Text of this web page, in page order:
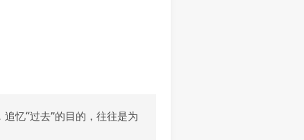
忆“过去”的目的，往往是为